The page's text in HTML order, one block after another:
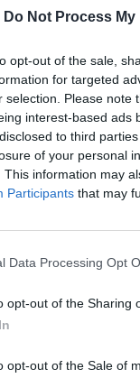
Do Not Process
opt-out of the sale,
for targeted
selection. Please note
interest-based ads
to third
of your personal
This information may
Participants that may
Data Processing Opt
opt-out of the Sharing
opt-out of the Sale of
τηνΚρήτη
πολυκατοικίας
ισχυρισμοί
οι